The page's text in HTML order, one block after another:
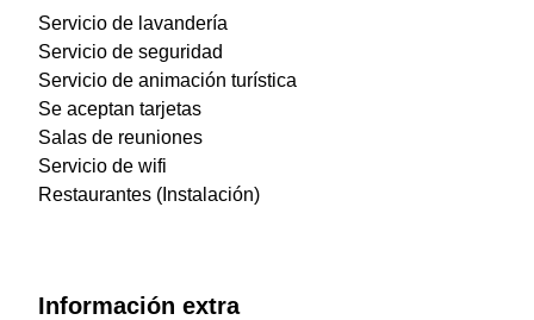
Servicio de lavandería
Servicio de seguridad
Servicio de animación turística
Se aceptan tarjetas
Salas de reuniones
Servicio de wifi
Restaurantes (Instalación)
Información extra